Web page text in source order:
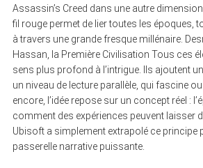
Assassin’s Creed dans une autre
fil rouge permet de lier toutes les époques,
à travers une grande fresque millénaire.
Hassan, la Première Civilisation Tous ces
sens plus profond à l’intrigue. Ils ajoutent
un niveau de lecture parallèle, qui fascine
encore, l’idée repose sur un concept réel :
comment des expériences peuvent laisser
Ubisoft a simplement extrapolé ce principe
passerelle narrative puissante.